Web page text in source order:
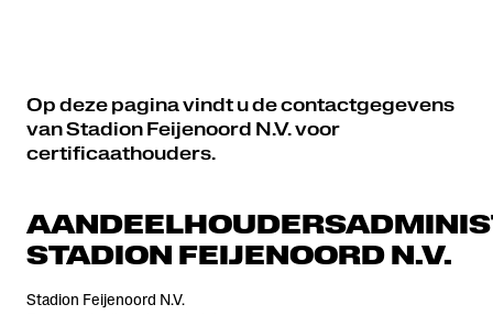
Op deze pagina vindt u de contactgegevens
van Stadion Feijenoord N.V. voor
certificaathouders.
STADION FEIJENOORD N.V.
Stadion Feijenoord N.V.